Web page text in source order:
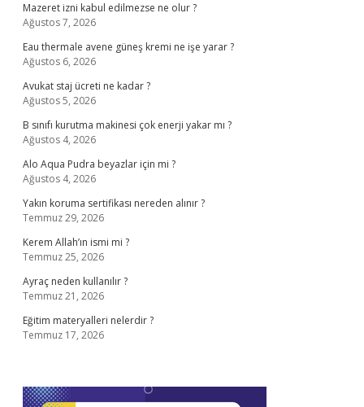
Mazeret izni kabul edilmezse ne olur ?
Ağustos 7, 2026
Eau thermale avene güneş kremi ne işe yarar ?
Ağustos 6, 2026
Avukat staj ücreti ne kadar ?
Ağustos 5, 2026
B sınıfı kurutma makinesi çok enerji yakar mı ?
Ağustos 4, 2026
Alo Aqua Pudra beyazlar için mi ?
Ağustos 4, 2026
Yakın koruma sertifikası nereden alınır ?
Temmuz 29, 2026
Kerem Allah’ın ismi mi ?
Temmuz 25, 2026
Ayraç neden kullanılır ?
Temmuz 21, 2026
Eğitim materyalleri nelerdir ?
Temmuz 17, 2026